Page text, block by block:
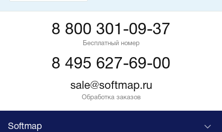
8 800 301-09-37
Бесплатный номер
8 495 627-69-00
sale@softmap.ru
Обработка заказов
Softmap